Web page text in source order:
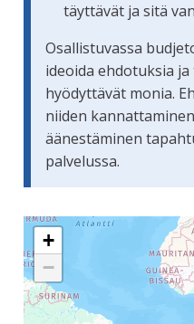
täyttävät ja sitä
Osallistuvassa
ideoida ehdotuksia
hyödyttävät monia.
niiden
äänestäminen
palvelussa.
Seuraavassa
+
−